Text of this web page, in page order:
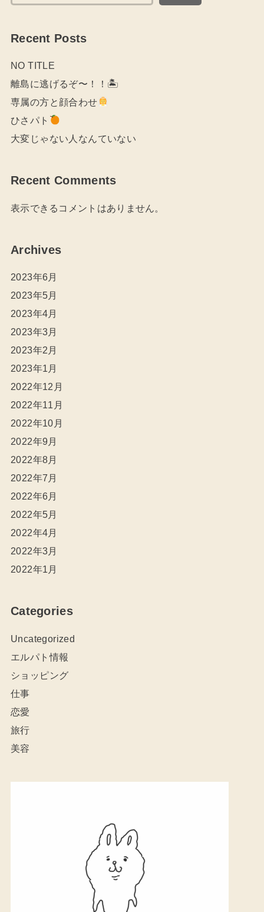
Recent Posts
NO TITLE
離島に逃げるぞ〜！！🏝
専属の方と顔合わせ
ひさパト
大変じゃない人なんていない
Recent Comments
表示できるコメントはありません。
Archives
2023年6月
2023年5月
2023年4月
2023年3月
2023年2月
2023年1月
2022年12月
2022年11月
2022年10月
2022年9月
2022年8月
2022年7月
2022年6月
2022年5月
2022年4月
2022年3月
2022年1月
Categories
Uncategorized
エルパト情報
ショッピング
仕事
恋愛
旅行
美容